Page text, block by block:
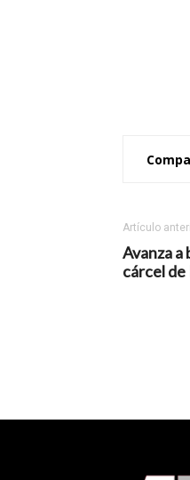
Artículo
Avanza
cárcel de